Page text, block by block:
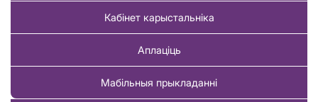
Кабінет карыстальніка
Аплаціць
Мабільныя прыкладанні